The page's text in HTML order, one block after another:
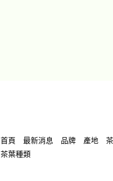
首頁 最新消息 品牌 產地
茶葉種類